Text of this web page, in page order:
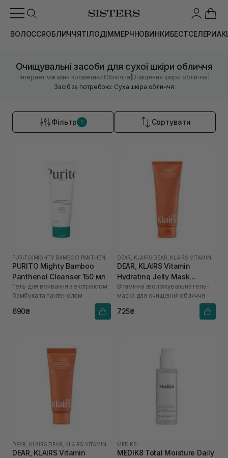
ВОЛОССЯОБЛИЧЧЯТІЛОДІММЕРЧНОВИНКИБЕСТСЕЛЕРИ
Очищувальні засоби для сухої шкіри обличчя
Інтернет магазин косметики |Обличчя |Очищення шкіри обличчя
Засіб за потребою: Суха шкіра обличчя
Фільтр 1 Сортувати
PURITO
PURITO Mighty Bamboo
Panthenol Cleanser 150 мл
Гель для вмивання з екстрактом
бамбука та пантенолом
690₴
DEAR, KLAIRS DEAR, KLAIRS VITAMIN
DEAR, KLAIRS Vitamin
Hydrating Jelly Mask
Cleanser 150 мл
Вітамінна зволожувальна гель-
маска для очищення обличчя
725₴
DEAR, KLAIRS DEAR, KLAIRS VITAMIN
DEAR, KLAIRS Vitamin
MEDIK8
MEDIK8 Total Moisture Daily